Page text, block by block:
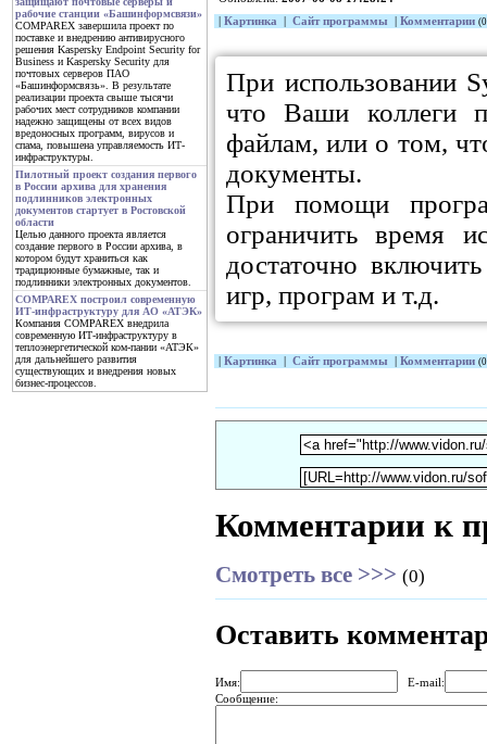
рабочие станции «Башинформсвязи»
COMPAREX завершила проект по
поставке и внедрению антивирусного
решения Kaspersky Endpoint Security for
Business и Kaspersky Security для
почтовых серверов ПАО
«Башинформсвязь». В результате
реализации проекта свыше тысячи
рабочих мест сотрудников компании
надежно защищены от всех видов
вредоносных программ, вирусов и
спама, повышена управляемость ИТ-
инфраструктуры.
Пилотный проект создания первого
в России архива для хранения
подлинников электронных
документов стартует в Ростовской
области
Целью данного проекта является
создание первого в России архива, в
котором будут храниться как
традиционные бумажные, так и
подлинники электронных документов.
COMPAREX построил современную
ИТ-инфраструктуру для АО «АТЭК»
Компания COMPAREX внедрила
современную ИТ-инфраструктуру в
теплоэнергетической ком-пании «АТЭК»
для дальнейшего развития
существующих и внедрения новых
бизнес-процессов.
Картинка Сайт программы Комментарии
При использовании
что Ваши коллеги
файлам, или о том,
документы.
При помощи
ограничить время
достаточно
игр, програм и т.д.
Картинка Сайт программы Комментарии
Комментарии к
Смотреть все >>> (0)
Оставить
Имя:
E-mail:
Сообщение: